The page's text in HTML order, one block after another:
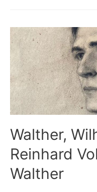
Walther,
Reinhard
Walther